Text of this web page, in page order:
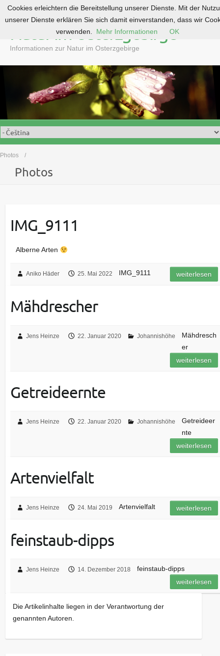
o
e
n
Natur im Osterzgebirge
Informationen zur Natur im Osterzgebirge
Photos
Photos
IMG_9111
Alberne Arten
Aniko Häder 25. Mai 2022 IMG_9111 weiterlesen
Mähdrescher
Jens Heinze 22. Januar 2020 Johannishöhe
Mähdresch
er
weiterlesen
Getreideernte
Jens Heinze 22. Januar 2020 Johannishöhe
Getreideer
nte
weiterlesen
Artenvielfalt
Jens Heinze 24. Mai 2019 Artenvielfalt weiterlesen
feinstaub-dipps
Jens Heinze 14. Dezember 2018
feinstaub-dipps
weiterlesen
Die Artikelinhalte liegen in der Verantwortung der
genannten Autoren.
Cookies erleichtern die Bereitstellung unserer Dienste. Mit der
unserer Dienste erklären Sie sich damit einverstanden, dass wir
verwenden.
Mehr Informationen OK